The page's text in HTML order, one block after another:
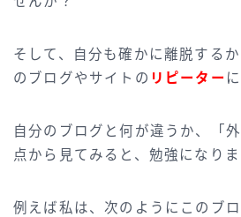
そして、自分も確かに離脱する
のブログやサイトの リピーター
自分のブログと何が違うか、「
点から見てみると、勉強になりま
例えば私は、次のようにこのブ